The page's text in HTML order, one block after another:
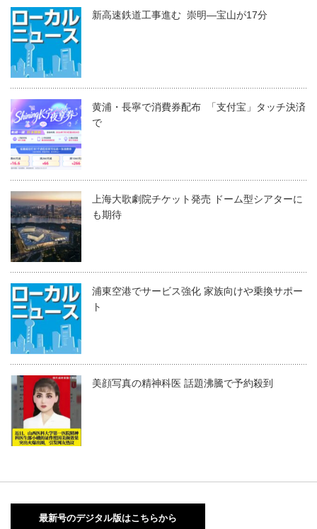
新高速鉄道工事進む 崇明―宝山が17分
黄浦・長寧で消費券配布 「支付宝」タッチ決済
で
上海大歌劇院チケット発売 ドーム型シアターに
も期待
浦東空港でサービス強化 家族向けや乗換サポー
ト
美顔写真の精神科医 話題沸騰で予約殺到
最新号のデジタル版はこちらから